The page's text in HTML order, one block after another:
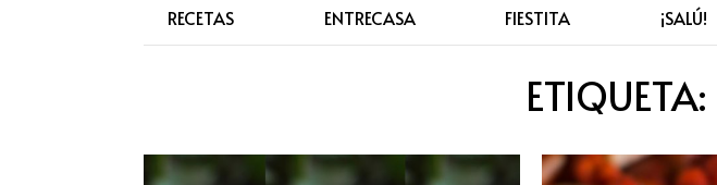
RECETAS ENTRECASA FIESTITA ¡SALÚ!
ETIQUETA: